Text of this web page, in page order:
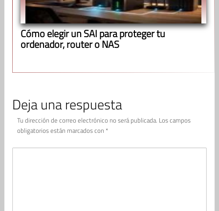
Cómo elegir un SAI para proteger tu
ordenador, router o NAS
Deja una respuesta
Tu dirección de correo electrónico no será publicada. Los campos
obligatorios están marcados con *